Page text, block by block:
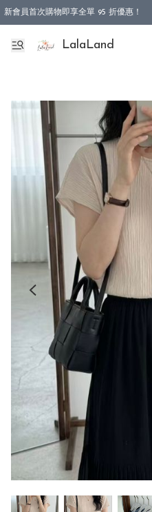
新會員首次購物即享全單 95 折優惠！
特選會員可享全單低至 9 折優惠！
LalaLand